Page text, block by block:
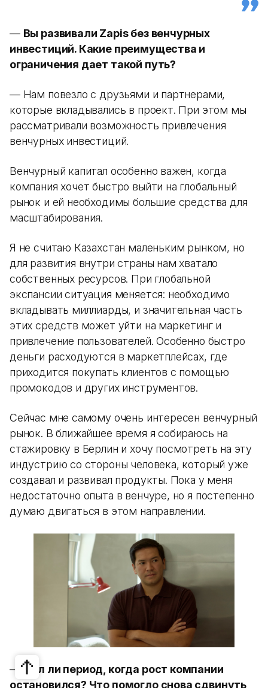
— Вы развивали Zapis без венчурных
инвестиций. Какие преимущества и
ограничения дает такой путь?
— Нам повезло с друзьями и партнерами,
которые вкладывались в проект. При этом мы
рассматривали возможность привлечения
венчурных инвестиций.
Венчурный капитал особенно важен, когда
компания хочет быстро выйти на глобальный
рынок и ей необходимы большие средства для
масштабирования.
Я не считаю Казахстан маленьким рынком, но
для развития внутри страны нам хватало
собственных ресурсов. При глобальной
экспансии ситуация меняется: необходимо
вкладывать миллиарды, и значительная часть
этих средств может уйти на маркетинг и
привлечение пользователей. Особенно быстро
деньги расходуются в маркетплейсах, где
приходится покупать клиентов с помощью
промокодов и других инструментов.
Сейчас мне самому очень интересен венчурный
рынок. В ближайшее время я собираюсь на
стажировку в Берлин и хочу посмотреть на эту
индустрию со стороны человека, который уже
создавал и развивал продукты. Пока у меня
недостаточно опыта в венчуре, но я постепенно
думаю двигаться в этом направлении.
—Был ли период, когда рост компании
остановился? Что помогло снова сдвинуть